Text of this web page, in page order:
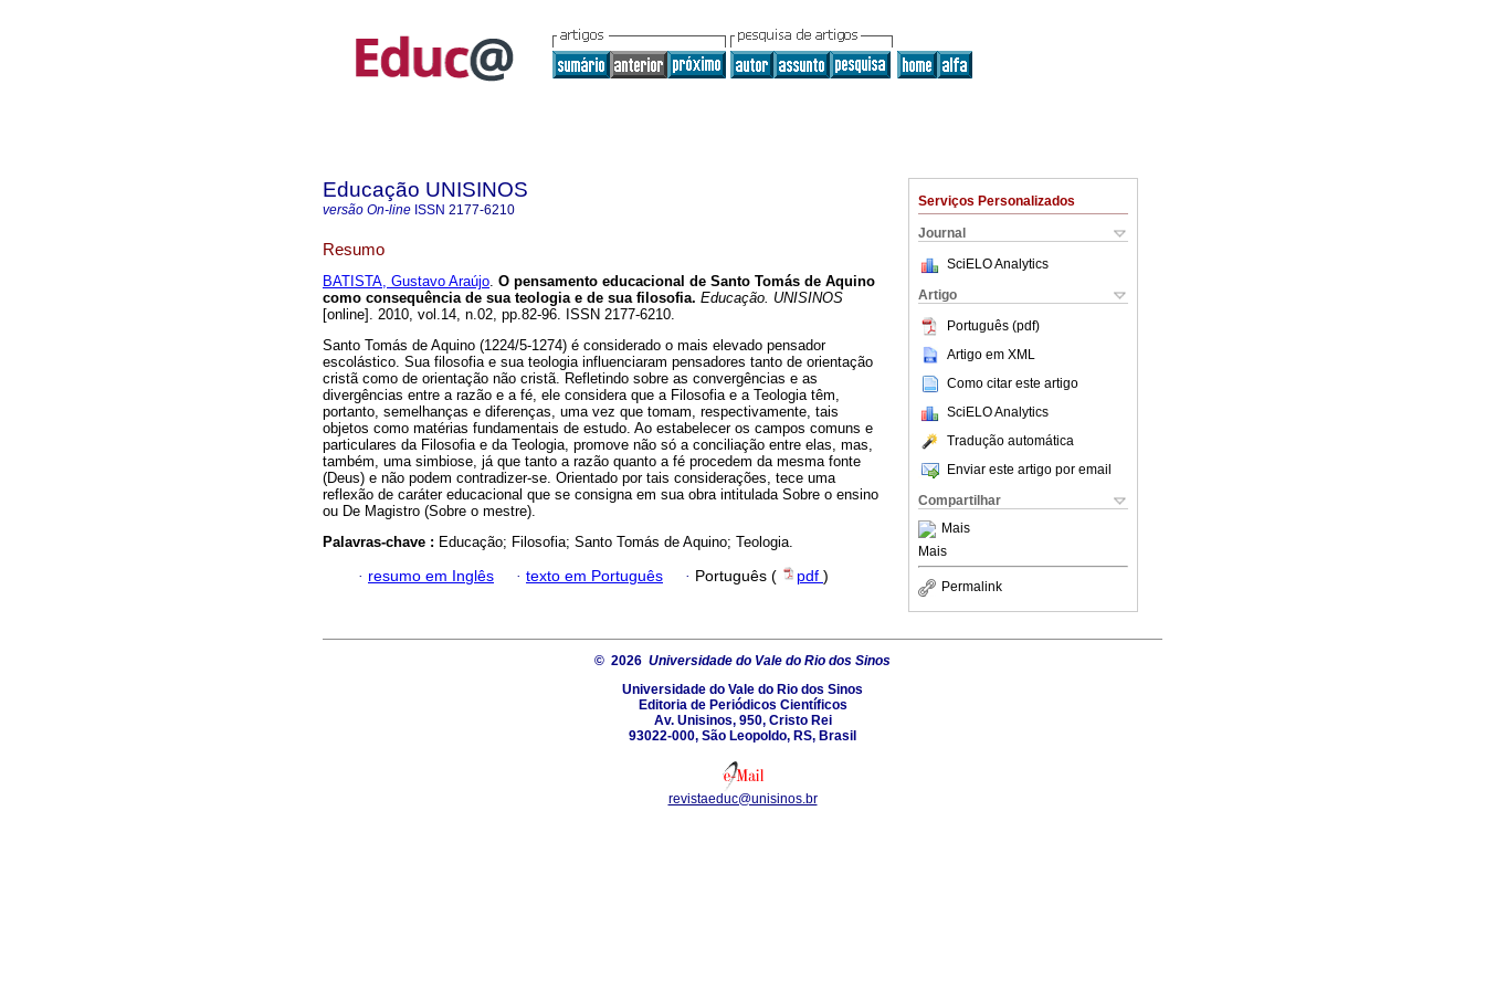
Serviços Personalizados
Journal
SciELO Analytics
Artigo
Português (pdf)
Artigo em XML
Como citar este artigo
SciELO Analytics
Tradução automática
Enviar este artigo por email
Compartilhar
Mais
Mais
Permalink
Educação UNISINOS
versão On-line ISSN 2177-6210
Resumo
BATISTA, Gustavo Araújo. O pensamento educacional de Santo Tomás de Aquino
como consequência de sua teologia e de sua filosofia. Educação. UNISINOS
[online]. 2010, vol.14, n.02, pp.82-96. ISSN 2177-6210.
Santo Tomás de Aquino (1224/5-1274) é considerado o mais elevado pensador
escolástico. Sua filosofia e sua teologia influenciaram pensadores tanto de orientação
cristã como de orientação não cristã. Refletindo sobre as convergências e as
divergências entre a razão e a fé, ele considera que a Filosofia e a Teologia têm,
portanto, semelhanças e diferenças, uma vez que tomam, respectivamente, tais
objetos como matérias fundamentais de estudo. Ao estabelecer os campos comuns e
particulares da Filosofia e da Teologia, promove não só a conciliação entre elas, mas,
também, uma simbiose, já que tanto a razão quanto a fé procedem da mesma fonte
(Deus) e não podem contradizer-se. Orientado por tais considerações, tece uma
reflexão de caráter educacional que se consigna em sua obra intitulada Sobre o ensino
ou De Magistro (Sobre o mestre).
Palavras-chave : Educação; Filosofia; Santo Tomás de Aquino; Teologia.
· resumo em Inglês · texto em Português · Português ( pdf )
© 2026 Universidade do Vale do Rio dos Sinos
Universidade do Vale do Rio dos Sinos
Editoria de Periódicos Científicos
Av. Unisinos, 950, Cristo Rei
93022-000, São Leopoldo, RS, Brasil
revistaeduc@unisinos.br